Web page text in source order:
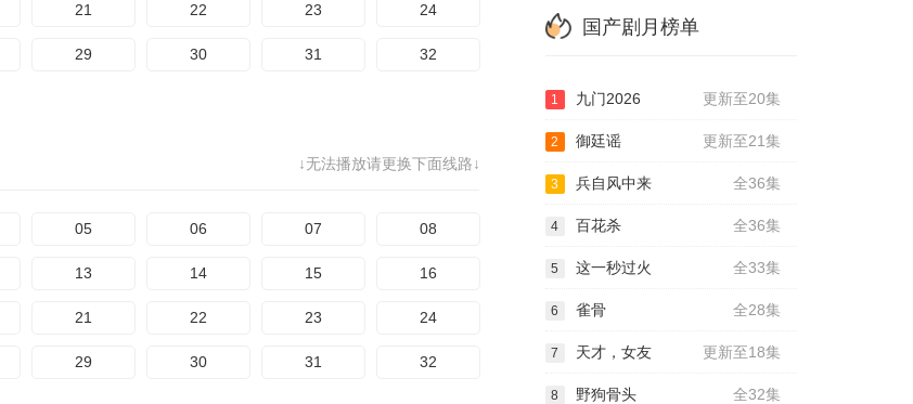
21 22 23 24
29 30 31 32
↓无法播放请更换下面线路↓
05 06 07 08
13 14 15 16
21 22 23 24
29 30 31 32
国产剧月榜单
更新至20集
1 九门2026
更新至21集
2 御廷谣
全36集
3 兵自风中来
全36集
4 百花杀
全33集
5 这一秒过火
全28集
6 雀骨
更新至18集
7 天才，女友
全32集
8 野狗骨头